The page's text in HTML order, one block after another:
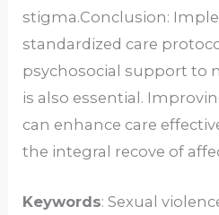
stigma.Conclusion:
standardized care
psychosocial support to
is also essential.
can enhance care
the integral recove of
Keywords: Sexual